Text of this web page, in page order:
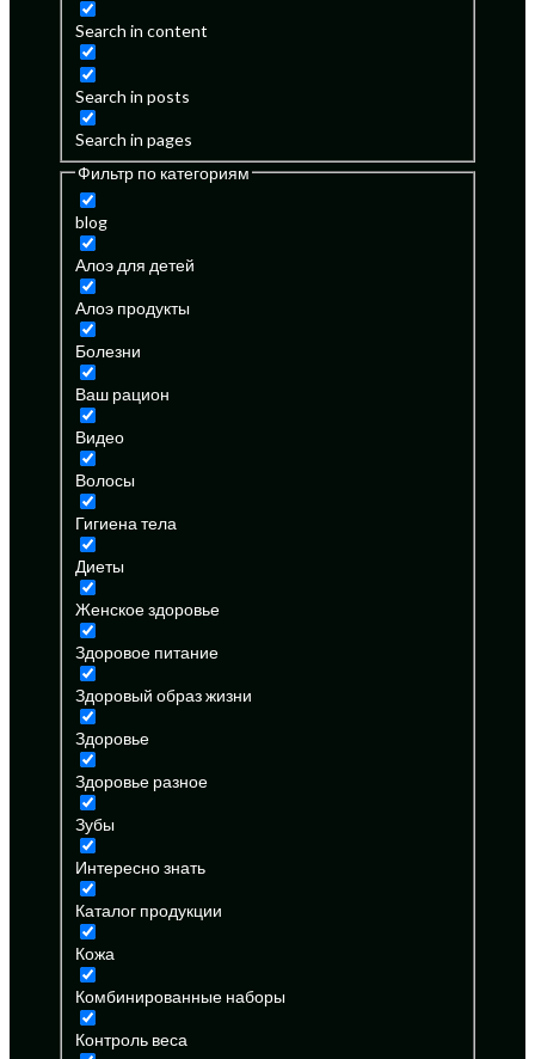
Search in content
Search in posts
Search in pages
Фильтр по категориям
blog
Алоэ для детей
Алоэ продукты
Болезни
Ваш рацион
Видео
Волосы
Гигиена тела
Диеты
Женское здоровье
Здоровое питание
Здоровый образ жизни
Здоровье
Здоровье разное
Зубы
Интересно знать
Каталог продукции
Кожа
Комбинированные наборы
Контроль веса